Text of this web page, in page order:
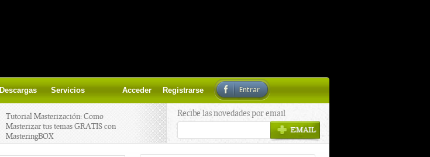
Descargas Servicios Acceder Registrarse Entrar
Tutorial Masterización: Como
Masterizar tus temas GRATIS con
MasteringBOX
Recibe las novedades por email